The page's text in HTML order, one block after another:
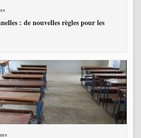
: de nouvelles règles pour les